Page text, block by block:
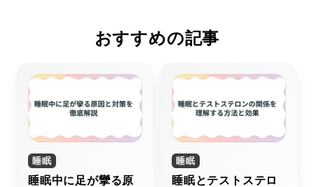
おすすめの記事
睡眠
睡眠中に足が攣る原
睡眠
睡眠とテストステロ